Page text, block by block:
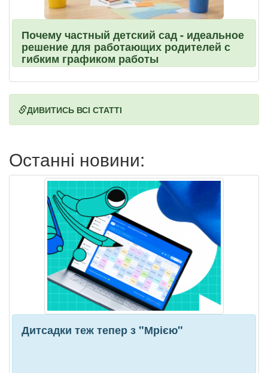
Почему частный детский сад - идеальное
решение для работающих родителей с
гибким графиком работы
ДИВИТИСЬ ВСІ СТАТТІ
Останні новини:
Дитсадки теж тепер з "Мрією"